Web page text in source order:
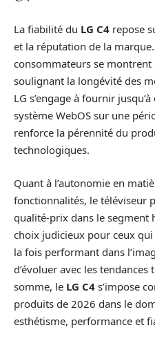
La fiabilité du LG C4 repose
et la réputation de la
consommateurs se
soulignant la longévité des
LG s’engage à fournir
système WebOS sur une
renforce la pérennité du
technologiques.
Quant à l’autonomie en
fonctionnalités, le téléviseur
qualité-prix dans le segment
choix judicieux pour ceux
la fois performant dans
d’évoluer avec les
somme, le LG C4 s’impose
produits de 2026 dans le
esthétisme, performance et